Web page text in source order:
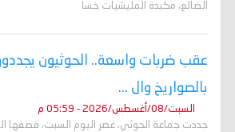
الضالع، مكبدة المليشيات خسا
عقب ضربات واسعة.. الحوثيون
بالصواريخ وال ...
السبت/08/أغسطس/2026 - 05:59 م
جددت جماعة الحوثي، عصر اليوم السبت، قصفها